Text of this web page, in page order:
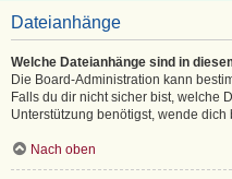
Dateianhänge
Welche Dateianhänge sind in
Die Board-Administration kann
Falls du dir nicht sicher bist, welche
Unterstützung benötigst, wende
Nach oben